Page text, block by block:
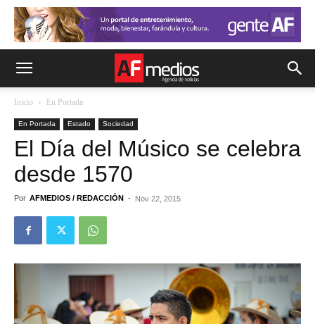
Inicio En Portada
En Portada Estado Sociedad
El Día del Músico se celebra
desde 1570
Por AFMEDIOS / REDACCIÓN - Nov 22, 2015